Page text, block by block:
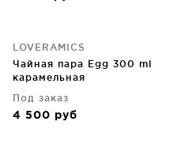
LOVERAMICS
Чайная пара Egg 300 ml
карамельная
Под заказ
4 500 руб